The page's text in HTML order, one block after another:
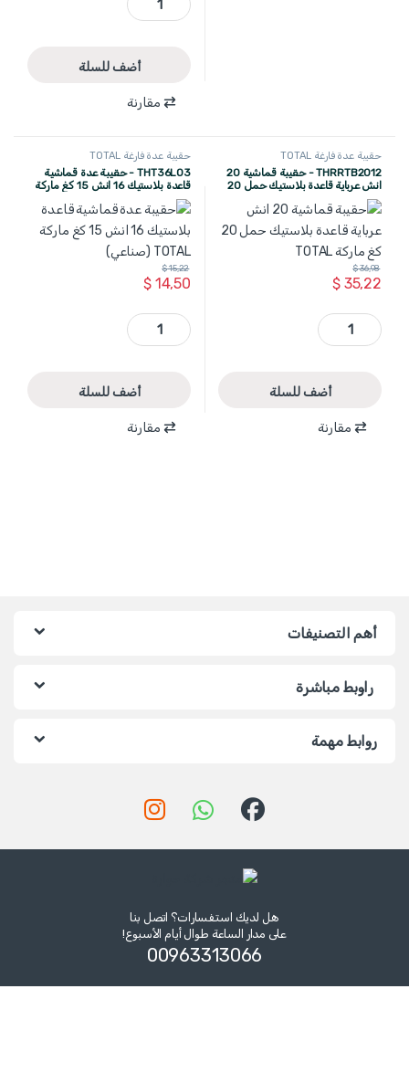
أضف للسلة
مقارنة
حقيبة عدة فارغة TOTAL
THRRTB2012 - حقيبة قماشية 20
انش عرباية قاعدة بلاستيك حمل 20
كغ ماركة TOTAL
$35,22
$36,98
THRRTB2012 - حقيبة قماشية 20 انش عرباية قاعدة بلاستيك حمل 20 كغ ماركة TOTAL quantity
أضف للسلة
مقارنة
حقيبة عدة فارغة TOTAL
THT36L03 - حقيبة عدة قماشية
قاعدة بلاستيك 16 انش 15 كغ ماركة
TOTAL (صناعي)
$14,50
$15,22
THT36L03 - حقيبة عدة قماشية قاعدة بلاستيك 16 انش 15 كغ ماركة TOTAL (صناعي) quantity
أضف للسلة
مقارنة
أهم التصنيفات
راوبط مباشرة
روابط مهمة
هل لديك استفسارات؟ اتصل بنا
على مدار الساعة طوال أيام الأسبوع!
00963313066‏